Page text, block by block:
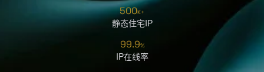
500K+
静态住宅IP
99.9%
IP在线率